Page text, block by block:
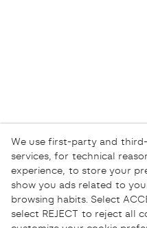
We use first-party and
services, for technical
experience, to store your
show you ads related to
browsing habits. Select
select REJECT to reject all